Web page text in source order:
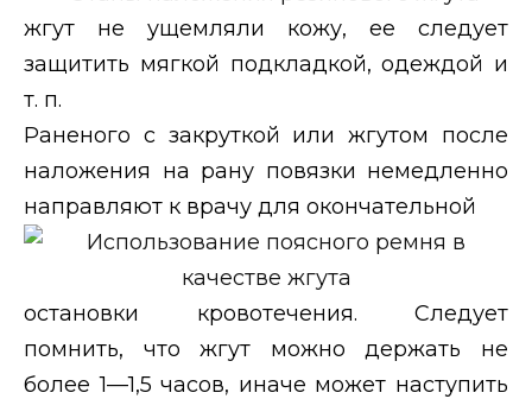
жгут не ущемляли кожу,
ее следует
защитить мягкой подкладкой, одеждой и
т. п.
Раненого с закруткой или жгутом после
наложения на рану повязки немедленно
направляют к врачу для окончательной
остановки кровотечения. Следует
помнить, что жгут можно держать не
более 1—1,5 часов, иначе может наступить